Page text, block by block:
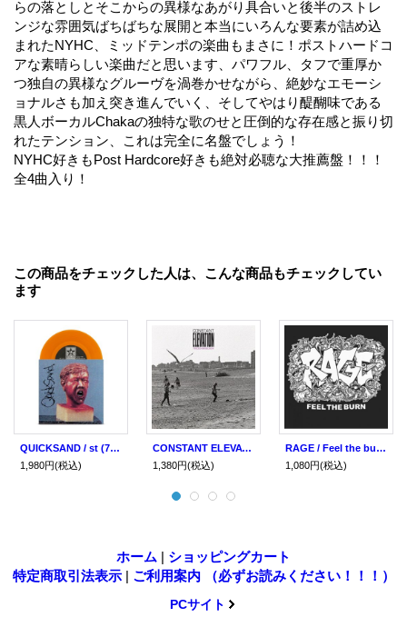
らの落としとそこからの異様なあがり具合いと後半のストレ
ンジな雰囲気ばちばちな展開と本当にいろんな要素が詰め込
まれたNYHC、ミッドテンポの楽曲もまさに！ポストハードコ
アな素晴らしい楽曲だと思います、パワフル、タフで重厚か
つ独自の異様なグルーヴを渦巻かせながら、絶妙なエモーシ
ョナルさも加え突き進んでいく、そしてやはり醍醐味である
黒人ボーカルChakaの独特な歌のせと圧倒的な存在感と振り切
れたテンション、これは完全に名盤でしょう！
NYHC好きもPost Hardcore好きも絶対必聴な大推薦盤！！！
全4曲入り！
この商品をチェックした人は、こんな商品もチェックしてい
ます
QUICKSAND / st (7ep) Revelation
1,980円(税込)
CONSTANT ELEVATION / Freedom beach (7ep) Revelation
1,380円(税込)
RAGE / Feel the burn (7ep) Straght & alert
1,080円(税込)
ホーム | ショッピングカート
特定商取引法表示 | ご利用案内 （必ずお読みください！！！）
PCサイト